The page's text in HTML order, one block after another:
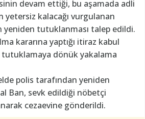
devam ettiği, bu aşamada adli
kalacağı vurgulanan
yeniden tutuklanması talep edildi.
kararına yaptığı itiraz kabul
tutuklamaya dönük yakalama
polis tarafından yeniden
Ban, sevk edildiği nöbetçi
cezaevine gönderildi.